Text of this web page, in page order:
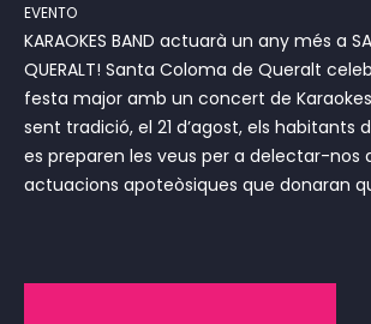
EVENTO
KARAOKES BAND actuarà un any més a
QUERALT! Santa Coloma de Queralt
festa major amb un concert de
sent tradició, el 21 d’agost, els habitants
es preparen les veus per a delectar-nos
actuacions apoteòsiques que donaran